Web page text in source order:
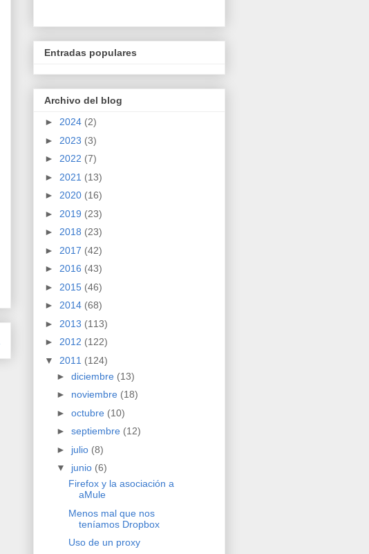
Entradas populares
Archivo del blog
► 2024 (2)
► 2023 (3)
► 2022 (7)
► 2021 (13)
► 2020 (16)
► 2019 (23)
► 2018 (23)
► 2017 (42)
► 2016 (43)
► 2015 (46)
► 2014 (68)
► 2013 (113)
► 2012 (122)
▼ 2011 (124)
► diciembre (13)
► noviembre (18)
► octubre (10)
► septiembre (12)
► julio (8)
▼ junio (6)
Firefox y la asociación a
aMule
Menos mal que nos
teníamos Dropbox
Uso de un proxy